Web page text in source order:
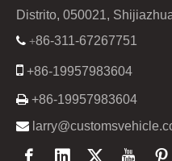
Distrito, 050021,
 +86-311-67267751
 +86-19957983604
 +86-19957983604
